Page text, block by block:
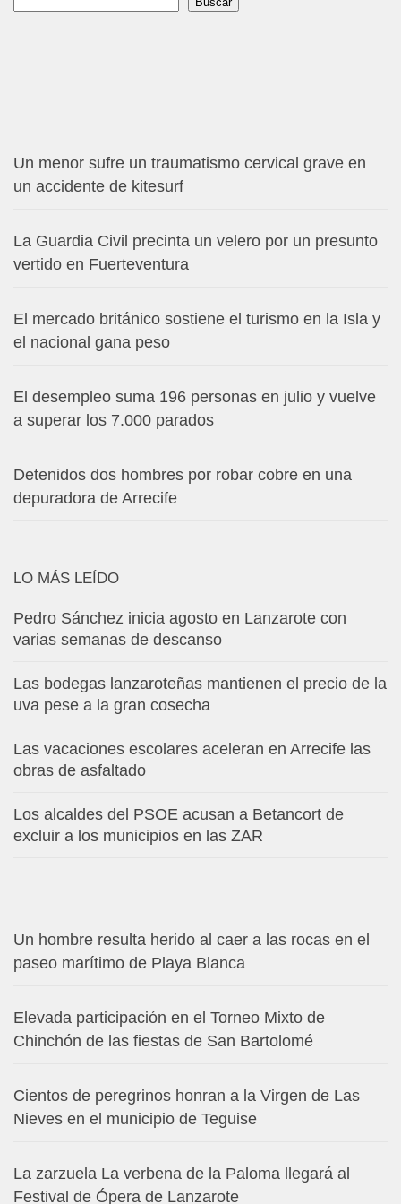
Un menor sufre un traumatismo cervical grave en
un accidente de kitesurf
La Guardia Civil precinta un velero por un presunto
vertido en Fuerteventura
El mercado británico sostiene el turismo en la Isla y
el nacional gana peso
El desempleo suma 196 personas en julio y vuelve
a superar los 7.000 parados
Detenidos dos hombres por robar cobre en una
depuradora de Arrecife
LO MÁS LEÍDO
Pedro Sánchez inicia agosto en Lanzarote con
varias semanas de descanso
Las bodegas lanzaroteñas mantienen el precio de la
uva pese a la gran cosecha
Las vacaciones escolares aceleran en Arrecife las
obras de asfaltado
Los alcaldes del PSOE acusan a Betancort de
excluir a los municipios en las ZAR
Un hombre resulta herido al caer a las rocas en el
paseo marítimo de Playa Blanca
Elevada participación en el Torneo Mixto de
Chinchón de las fiestas de San Bartolomé
Cientos de peregrinos honran a la Virgen de Las
Nieves en el municipio de Teguise
La zarzuela La verbena de la Paloma llegará al
Festival de Ópera de Lanzarote